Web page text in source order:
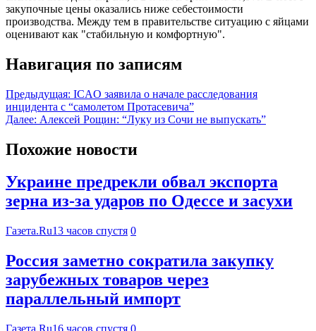
закупочные цены оказались ниже себестоимости
производства. Между тем в правительстве ситуацию с яйцами
оценивают как "стабильную и комфортную".
Навигация по записям
Предыдущая: ICAO заявила о начале расследования
инцидента с “самолетом Протасевича”
Далее: Алексей Рощин: “Луку из Сочи не выпускать”
Похожие новости
Украине предрекли обвал экспорта
зерна из-за ударов по Одессе и засухи
Газета.Ru13 часов спустя 0
Россия заметно сократила закупку
зарубежных товаров через
параллельный импорт